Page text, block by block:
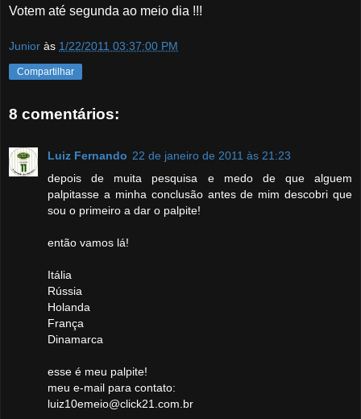
Votem até segunda ao meio dia !!!
Junior às 1/22/2011 03:37:00 PM
Compartilhar
8 comentários:
Luiz Fernando 22 de janeiro de 2011 às 21:23
depois de muita pesquisa e medo de que alguem
palpitasse a minha conclusão antes de mim descobri que
sou o primeiro a dar o palpite!
então vamos lá!
Itália
Rússia
Holanda
França
Dinamarca
esse é meu palpite!
meu e-mail para contato:
luiz10emeio@click21.com.br